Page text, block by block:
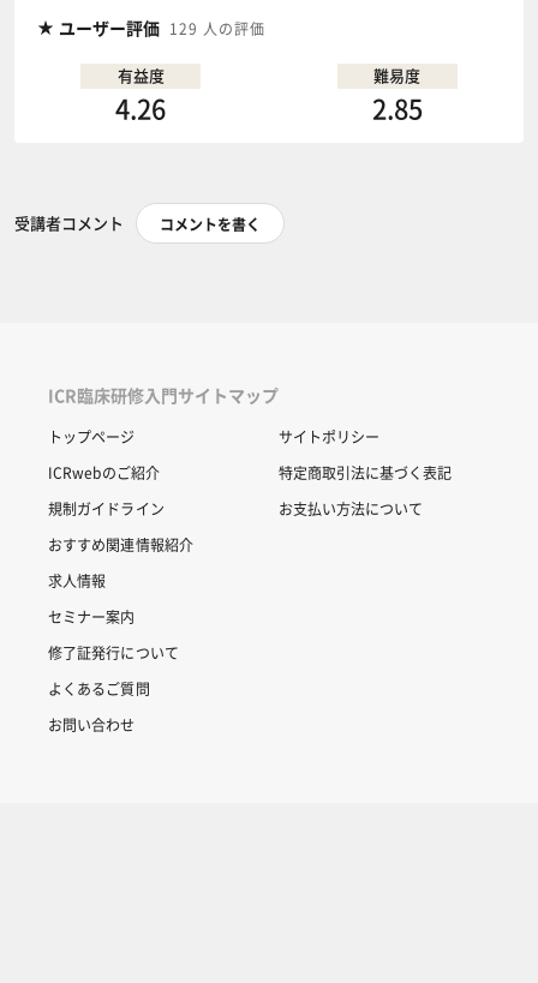
ユーザー評価 129 人の評価
有益度
4.26
難易度
2.85
受講者コメント コメントを書く
ICR臨床研修入門サイトマップ
トップページ
ICRwebのご紹介
規制ガイドライン
おすすめ関連情報紹介
求人情報
セミナー案内
修了証発行について
よくあるご質問
お問い合わせ
サイトポリシー
特定商取引法に基づく表記
お支払い方法について